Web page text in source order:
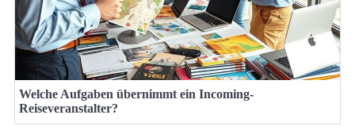
Welche Aufgaben übernimmt ein Incoming-
Reiseveranstalter?